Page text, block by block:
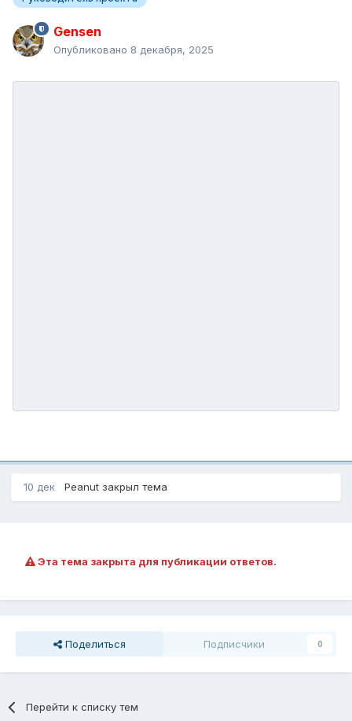
Gensen
Опубликовано 8 декабря, 2025
10 дек Peanut закрыл тема
Эта тема закрыта для публикации ответов.
Поделиться Подписчики 0
Перейти к списку тем